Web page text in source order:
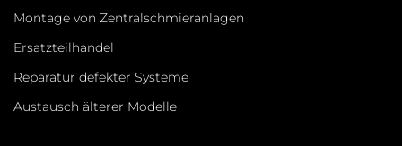
Montage von Zentralschmieranlagen
Ersatzteilhandel
Reparatur defekter Systeme
Austausch älterer Modelle